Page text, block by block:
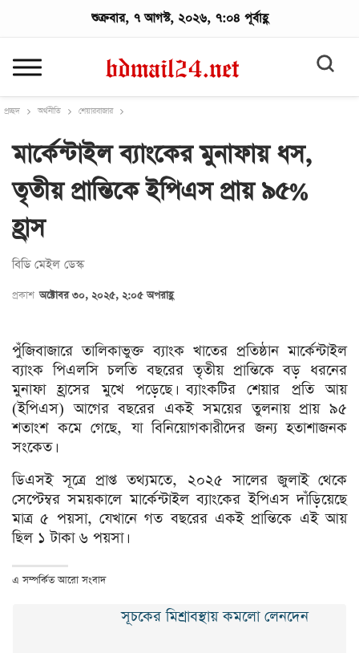
শুক্রবার, ৭ আগস্ট, ২০২৬, ৭:০৪ পূর্বাহ্ণ
প্রচ্ছদ অর্থনীতি শেয়ারবাজার
মার্কেন্টাইল ব্যাংকের মুনাফায় ধস,
তৃতীয় প্রান্তিকে ইপিএস প্রায় ৯৫%
হ্রাস
বি‌ডি মেইল ডেস্ক
প্রকাশ অক্টোবর ৩০, ২০২৫, ২:০৫ অপরাহ্ণ
পুঁজিবাজারে তালিকাভুক্ত ব্যাংক খাতের প্রতিষ্ঠান মার্কেন্টাইল
ব্যাংক পিএলসি চলতি বছরের তৃতীয় প্রান্তিকে বড় ধরনের
মুনাফা হ্রাসের মুখে পড়েছে। ব্যাংকটির শেয়ার প্রতি আয়
(ইপিএস) আগের বছরের একই সময়ের তুলনায় প্রায় ৯৫
শতাংশ কমে গেছে, যা বিনিয়োগকারীদের জন্য হতাশাজনক
সংকেত।
ডিএসই সূত্রে প্রাপ্ত তথ্যমতে, ২০২৫ সালের জুলাই থেকে
সেপ্টেম্বর সময়কালে মার্কেন্টাইল ব্যাংকের ইপিএস দাঁড়িয়েছে
মাত্র ৫ পয়সা, যেখানে গত বছরের একই প্রান্তিকে এই আয়
ছিল ১ টাকা ৬ পয়সা।
এ সম্পর্কিত আরো সংবাদ
সূচকের মিশ্রাবস্থায় কমলো লেনদেন